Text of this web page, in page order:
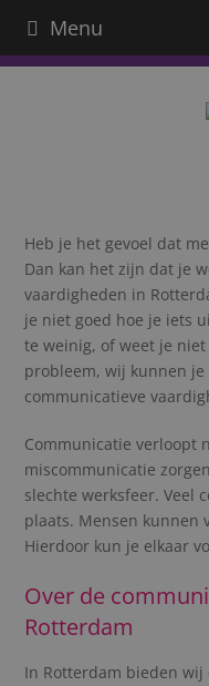
Menu
Heb je het gevoel dat
Dan kan het zijn dat je
vaardigheden in
je niet goed hoe je iets
te weinig, of weet je
probleem, wij kunnen je
communicatieve
Communicatie verloopt
miscommunicatie
slechte werksfeer. Veel
plaats. Mensen kunnen
Hierdoor kun je elkaar
Over de
Rotterdam
In Rotterdam bieden